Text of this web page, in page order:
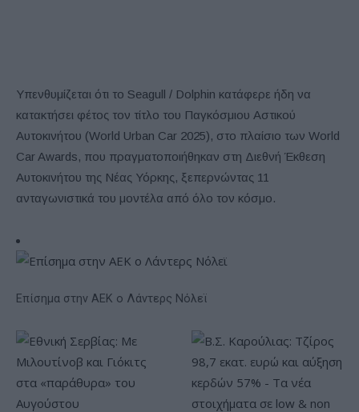
Υπενθυμίζεται ότι το Seagull / Dolphin κατάφερε ήδη να
κατακτήσει φέτος τον τίτλο του Παγκόσμιου Αστικού
Αυτοκινήτου (World Urban Car 2025), στο πλαίσιο των World
Car Awards, που πραγματοποιήθηκαν στη Διεθνή Έκθεση
Αυτοκινήτου της Νέας Υόρκης, ξεπερνώντας 11
ανταγωνιστικά του μοντέλα από όλο τον κόσμο.
Επίσημα στην ΑΕΚ ο Λάντερς Νόλεϊ